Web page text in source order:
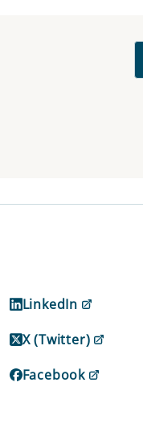
LinkedIn
X (Twitter)
Facebook